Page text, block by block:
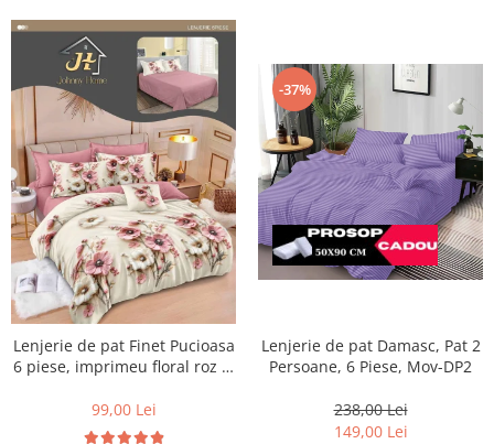
Lenjerie de pat Finet Pucioasa
6 piese, imprimeu floral roz și
99,00 Lei
-37%
Lenjerie de pat Damasc, Pat 2
Persoane, 6 Piese, Mov-DP2
238,00 Lei
149,00 Lei